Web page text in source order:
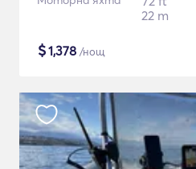
22 m
$1,378 /нощ